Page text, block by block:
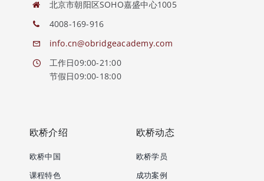
北京市朝阳区SOHO嘉盛中心1005
4008-169-916
info.cn@obridgeacademy.com
工作日09:00-21:00
节假日09:00-18:00
欧桥介绍
欧桥中国
课程特色
欧桥动态
欧桥学员
成功案例